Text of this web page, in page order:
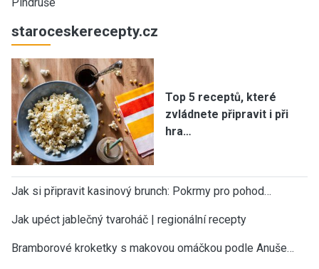
staroceskerecepty.cz
Top 5 receptů, které
zvládnete připravit i při
hra…
Jak si připravit kasinový brunch: Pokrmy pro pohod…
Jak upéct jablečný tvaroháč | regionální recepty
Bramborové kroketky s makovou omáčkou podle Anuše…